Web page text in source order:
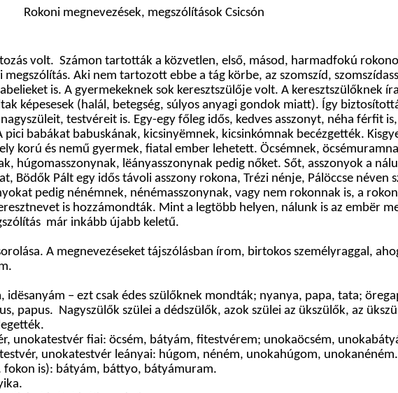
Rokoni megnevezések, megszólítások Csicsón
volt. Számon tartották a közvetlen, első, másod, harmadfokú
Aki nem tartozott ebbe a tág körbe, az szomszíd,
is. A gyermekeknek sok keresztszülője volt. A keresztszülőknek
képesesek (halál, betegség, súlyos anyagi gondok miatt). Így
testvéreit is. Egy-egy főleg idős, kedves asszonyt, néha férfit
babákat babuskának, kicsinyëmnek, kicsinkómnak becézgették.
korú és nemű gyermek, fiatal ember lehetett. Öcsémnek,
húgomasszonynak, lëányasszonynak pedig nőket. Sőt, asszonyok a
Bödők Pált egy idős távoli asszony rokona, Trézi nénje, Pálöccse
pedig nénémnek, nénémasszonynak, vagy nem rokonnak is, a
is hozzámondták. Mint a legtöbb helyen, nálunk is az embër
már inkább újabb keletű.
A megnevezéseket tájszólásban írom, birtokos személyraggal,
idësanyám – ezt csak édes szülőknek mondták; nyanya, papa, tata;
papus. Nagyszülők szülei a dédszülők, azok szülei az ükszülők, az
unokatestvér fiai: öcsém, bátyám, fitestvérem; unokaöcsém,
unokatestvér leányai: húgom, néném, unokahúgom, unokanéném.
is): bátyám, báttyo, bátyámuram.